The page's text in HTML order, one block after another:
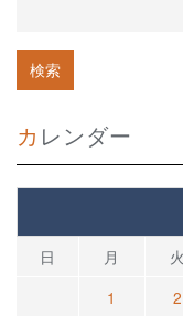
カレンダー
日 月 火
1
2